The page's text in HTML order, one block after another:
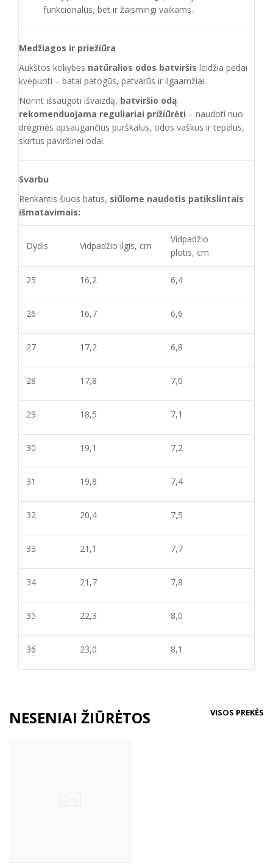
funkcionalūs, bet ir žaismingi vaikams.
Medžiagos ir priežiūra
Aukštos kokybės natūralios odos batviršis leidžia pėdai
kvėpuoti – batai patogūs, patvarūs ir ilgaamžiai.
Norint išsaugoti išvaizdą, batviršio odą
rekomenduojama reguliariai prižiūrėti – naudoti nuo
drėgmės apsaugančius purškalus, odos vaškus ir tepalus,
skirtus paviršinei odai.
Svarbu
Renkantis šiuos batus, siūlome naudotis patikslintais
išmatavimais:
Dydis Vidpadžio ilgis, cm
Vidpadžio
plotis, cm
25 16,2 6,4
26 16,7 6,6
27 17,2 6,8
28 17,8 7,0
29 18,5 7,1
30 19,1 7,2
31 19,8 7,4
32 20,4 7,5
33 21,1 7,7
34 21,7 7,8
35 22,3 8,0
36 23,0 8,1
NESENIAI ŽIŪRĖTOS VISOS PREKĖS